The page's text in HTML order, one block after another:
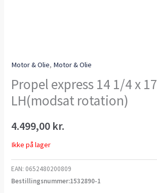
Motor & Olie, Motor & Olie
Propel express 14 1/4 x 17
LH(modsat rotation)
4.499,00 kr.
Ikke på lager
EAN: 0652480200809
Bestillingsnummer:1532890-1